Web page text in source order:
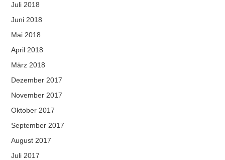
Juli 2018
Juni 2018
Mai 2018
April 2018
März 2018
Dezember 2017
November 2017
Oktober 2017
September 2017
August 2017
Juli 2017